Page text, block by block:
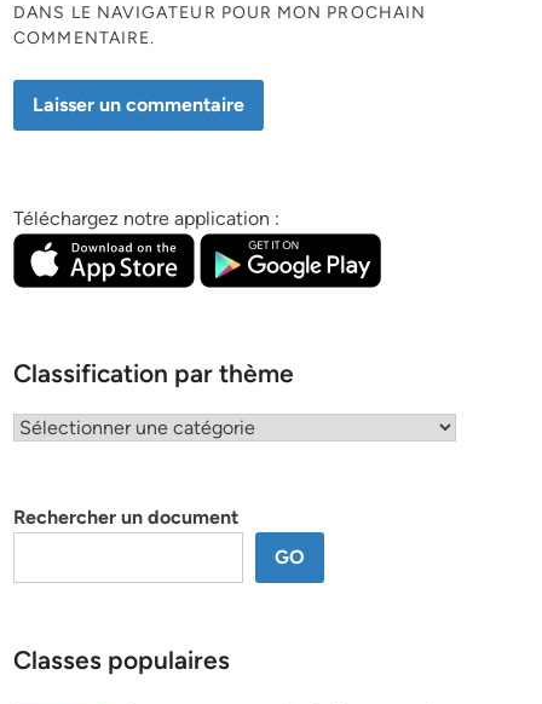
DANS LE NAVIGATEUR POUR MON PROCHAIN
COMMENTAIRE.
Téléchargez notre application :
Classification par thème
Classification
Rechercher un document
GO
Classes populaires